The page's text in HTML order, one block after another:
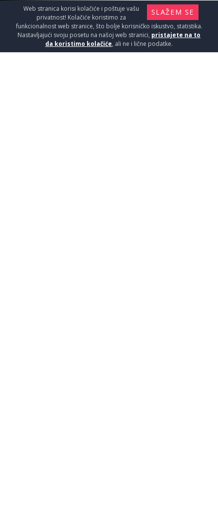
SLAŽEM SE
Web stranica korisi kolačiće i poštuje vašu
privatnost! Kolačiće koristimo za
funkcionalnost web stranice, što bolje korisničko iskustvo, statistika.
Nastavljajući svoju posetu na našoj web stranici, pristajete na to
da koristimo kolačiće, ali ne i lične podatke.